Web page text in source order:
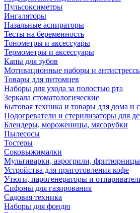
Пульсоксиметры
Ингаляторы
Назальные аспираторы
Тесты на беременность
Тонометры и аксессуары
Термометры и аксессуары
Капы для зубов
Мотивационные наборы и
Товары для питомцев
Наборы для ухода за полостью рта
Зеркала стоматологические
Бытовая техника и товары для дома и
Подогреватели и стерилизаторы для
Блендеры, мороженицы, мясорубки
Пылесосы
Тостеры
Соковыжималки
Мультиварки, аэрогрили, фритюрницы
Устройства для приготовления кофе
Утюги, парогенераторы и
Сифоны для газирования
Садовая техника
Наборы для фондю